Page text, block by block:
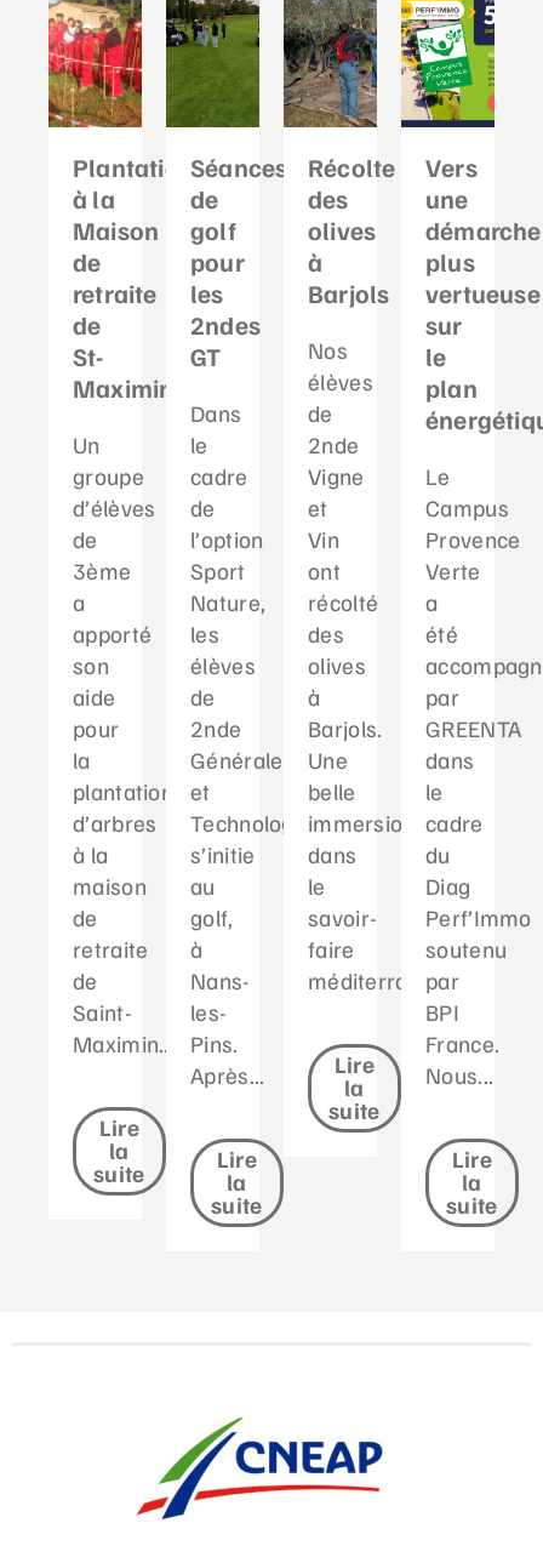
Plantation
à la
Maison
de
retraite
de
St-
Maximin
Un
groupe
d’élèves
de
3ème
a
apporté
son
aide
pour
la
plantation
d’arbres
à la
maison
de
retraite
de
Saint-
Maximin....
Lire
la
suite
Séances
de
golf
pour
les
2ndes
GT
Dans
le
cadre
de
l’option
Sport
Nature,
les
élèves
de
2nde
Générale
et
Technologique
s’initie
au
golf,
à
Nans-
les-
Pins.
Après...
Lire
la
suite
Récolte
des
olives
à
Barjols
Nos
élèves
de
2nde
Vigne
et
Vin
ont
récolté
des
olives
à
Barjols.
Une
belle
immersion
dans
le
savoir-
faire
méditerranéen...
Lire
la
suite
Vers
une
démarche
plus
vertueuse
sur
le
plan
Le
Campus
Provence
Verte
a
été
par
GREENTA
dans
le
cadre
du
Diag
Perf’Immo
soutenu
par
BPI
France.
Nous...
Lire
la
suite